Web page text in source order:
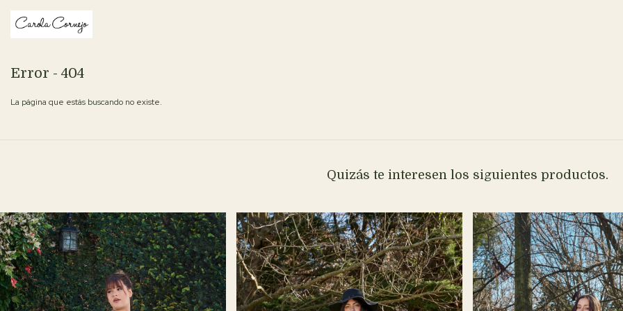
Error - 404
La página que estás buscando no existe.
Quizás te interesen los siguientes productos.